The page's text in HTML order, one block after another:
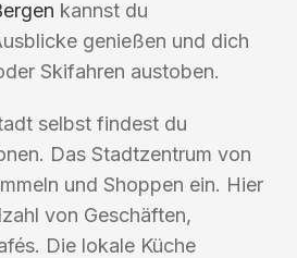
kannst du
genießen und dich
Skifahren austoben.
selbst findest du
Das Stadtzentrum von
und Shoppen ein. Hier
von Geschäften,
Die lokale Küche